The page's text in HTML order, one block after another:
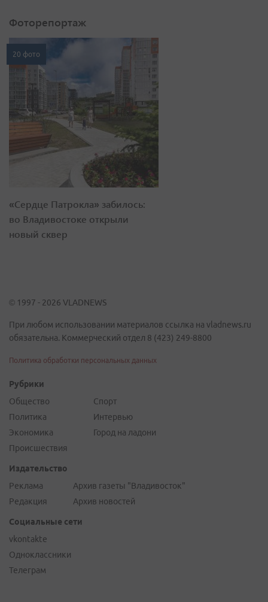
Фоторепортаж
20 фото
«Сердце Патрокла» забилось:
во Владивостоке открыли
новый сквер
© 1997 - 2026 VLADNEWS
При любом использовании материалов ссылка на vladnews.ru
обязательна. Коммерческий отдел 8 (423) 249-8800
Политика обработки персональных данных
Рубрики
Общество
Политика
Экономика
Происшествия
Спорт
Интервью
Город на ладони
Издательство
Реклама
Редакция
Архив газеты "Владивосток"
Архив новостей
Социальные сети
vkontakte
Одноклассники
Телеграм